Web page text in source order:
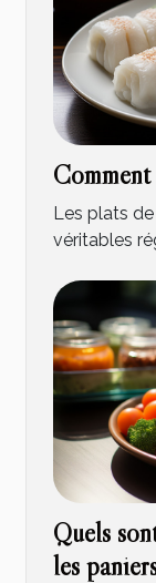
Les plats de
véritables
Quels
les